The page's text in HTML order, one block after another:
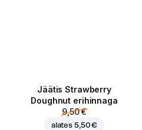
Jäätis Strawberry
Doughnut erihinnaga
9,50 €
alates 5,50 €